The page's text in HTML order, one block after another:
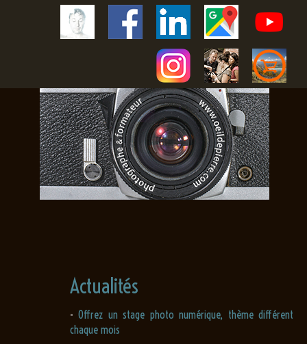
Actualités
-Offrez un stage photo numérique, thème différent
chaque mois